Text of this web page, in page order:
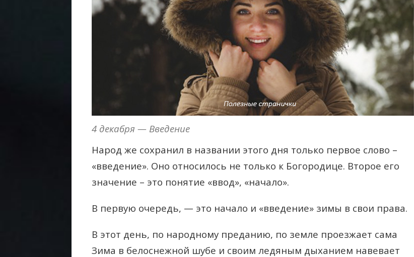
4 декабря — Введение
Народ же сохранил в названии этого дня только первое слово –
«введение». Оно относилось не только к Богородице. Второе его
значение – это понятие «ввод», «начало».
В первую очередь, — это начало и «введение» зимы в свои права.
В этот день, по народному преданию, по земле проезжает сама
Зима в белоснежной шубе и своим ледяным дыханием навевает